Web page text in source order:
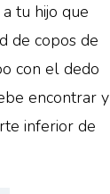
tu hijo que
de copos de
con el dedo
encontrar y
inferior de